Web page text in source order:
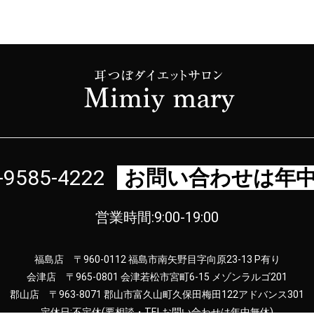
4222 お問い合わせは年
営業時間:9:00-19:00
福島店 〒960-0112 福島市南矢野目字向原23-13 P有り
会津店 〒965-0801 会津若松市宮町6-15 メゾンラルゴ201
郡山店 〒963-8071 郡山市富久山町久保田梅田122アドバンス301